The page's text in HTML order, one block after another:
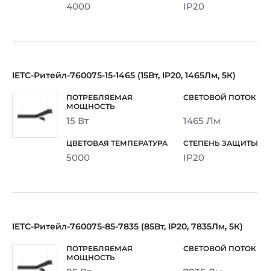
4000 IP20
IETC-Ритейл-760075-15-1465 (15Вт, IP20, 1465Лм, 5К)
15 Вт 1465 Лм
5000 IP20
IETC-Ритейл-760075-85-7835 (85Вт, IP20, 7835Лм, 5К)